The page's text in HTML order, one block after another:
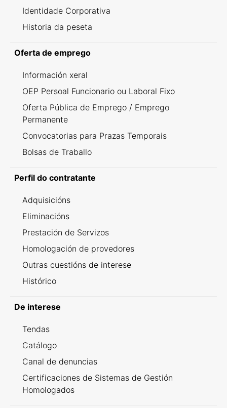
Identidade Corporativa
Historia da peseta
Oferta de emprego
Información xeral
OEP Persoal Funcionario ou Laboral Fixo
Oferta Pública de Emprego / Emprego
Permanente
Convocatorias para Prazas Temporais
Bolsas de Traballo
Perfil do contratante
Adquisicións
Eliminacións
Prestación de Servizos
Homologación de provedores
Outras cuestións de interese
Histórico
De interese
Tendas
Catálogo
Canal de denuncias
Certificaciones de Sistemas de Gestión
Homologados